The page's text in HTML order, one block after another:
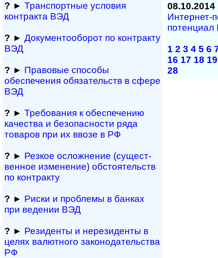
? ► Транспортные условия
контракта ВЭД
? ► Документооборот по контракту
ВЭД
? ► Правовые способы
обеспечения обяза­тельств в сфере
ВЭД
? ► Требования к обеспечению
качества и безопасности ряда
товаров при их ввозе в РФ
? ► Резкое осложнение (сущест­
вен­ное измене­ние) обсто­ятельств
по контракту
? ► Риски и проблемы в банках
при ведении ВЭД
? ► Резиденты и не­ре­зи­ден­ты в
целях валютного за­ко­но­да­тель­ст­ва
РФ
08.10.2014
Интернет-
потенциал
1 2 3 4 5 6
16 17 18 19
28